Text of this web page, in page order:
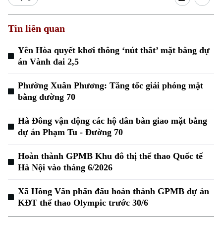
Xu hướng
Tin liên quan
Yên Hòa quyết khơi thông ‘nút thắt’ mặt bằng dự
án Vành đai 2,5
Phường Xuân Phương: Tăng tốc giải phóng mặt
bằng đường 70
Hà Đông vận động các hộ dân bàn giao mặt bằng
dự án Phạm Tu - Đường 70
Hoàn thành GPMB Khu đô thị thể thao Quốc tế
Hà Nội vào tháng 6/2026
Xã Hồng Vân phấn đấu hoàn thành GPMB dự án
KĐT thể thao Olympic trước 30/6